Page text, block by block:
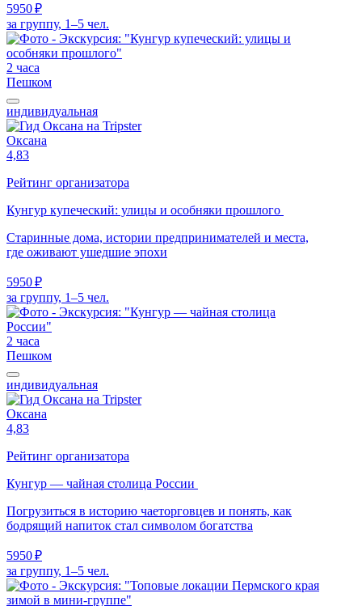
5950 ₽
за группу, 1–5 чел.
2 часа
Пешком
индивидуальная
Оксана
4,83
Рейтинг организатора
Кунгур купеческий: улицы и особняки прошлого
Старинные дома, истории предпринимателей и места,
где оживают ушедшие эпохи
5950 ₽
за группу, 1–5 чел.
2 часа
Пешком
индивидуальная
Оксана
4,83
Рейтинг организатора
Кунгур — чайная столица России
Погрузиться в историю чаеторговцев и понять, как
бодрящий напиток стал символом богатства
5950 ₽
за группу, 1–5 чел.